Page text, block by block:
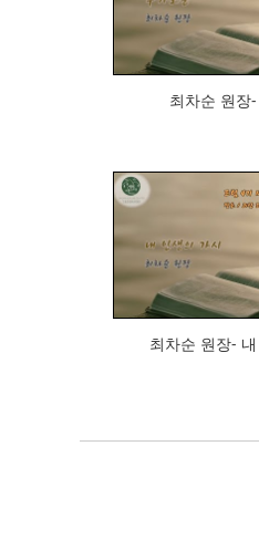
911
최차순 원장
646
최차순 원장-